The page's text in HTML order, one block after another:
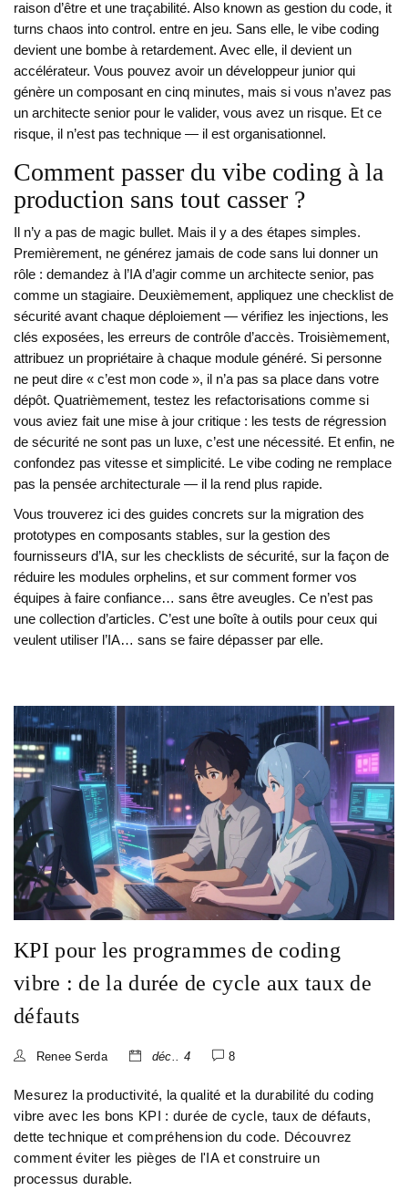
raison d’être et une traçabilité. Also known as gestion du code, it
turns chaos into control. entre en jeu. Sans elle, le vibe coding
devient une bombe à retardement. Avec elle, il devient un
accélérateur. Vous pouvez avoir un développeur junior qui
génère un composant en cinq minutes, mais si vous n’avez pas
un architecte senior pour le valider, vous avez un risque. Et ce
risque, il n’est pas technique — il est organisationnel.
Comment passer du vibe coding à la
production sans tout casser ?
Il n’y a pas de magic bullet. Mais il y a des étapes simples.
Premièrement, ne générez jamais de code sans lui donner un
rôle : demandez à l’IA d’agir comme un architecte senior, pas
comme un stagiaire. Deuxièmement, appliquez une checklist de
sécurité avant chaque déploiement — vérifiez les injections, les
clés exposées, les erreurs de contrôle d’accès. Troisièmement,
attribuez un propriétaire à chaque module généré. Si personne
ne peut dire « c’est mon code », il n’a pas sa place dans votre
dépôt. Quatrièmement, testez les refactorisations comme si
vous aviez fait une mise à jour critique : les tests de régression
de sécurité ne sont pas un luxe, c’est une nécessité. Et enfin, ne
confondez pas vitesse et simplicité. Le vibe coding ne remplace
pas la pensée architecturale — il la rend plus rapide.
Vous trouverez ici des guides concrets sur la migration des
prototypes en composants stables, sur la gestion des
fournisseurs d’IA, sur les checklists de sécurité, sur la façon de
réduire les modules orphelins, et sur comment former vos
équipes à faire confiance… sans être aveugles. Ce n’est pas
une collection d’articles. C’est une boîte à outils pour ceux qui
veulent utiliser l’IA… sans se faire dépasser par elle.
KPI pour les programmes de coding
vibre : de la durée de cycle aux taux de
défauts
Renee Serda déc.. 4 8
Mesurez la productivité, la qualité et la durabilité du coding
vibre avec les bons KPI : durée de cycle, taux de défauts,
dette technique et compréhension du code. Découvrez
comment éviter les pièges de l'IA et construire un
processus durable.